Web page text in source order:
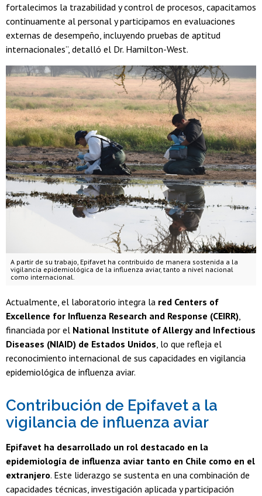
fortalecimos la trazabilidad y control de procesos, capacitamos
continuamente al personal y participamos en evaluaciones
externas de desempeño, incluyendo pruebas de aptitud
internacionales”, detalló el Dr. Hamilton-West.
A partir de su trabajo, Epifavet ha contribuido de manera sostenida a la
vigilancia epidemiológica de la influenza aviar, tanto a nivel nacional
como internacional.
Actualmente, el laboratorio integra la red Centers of
Excellence for Influenza Research and Response (CEIRR)
financiada por el National Institute of Allergy and Infectious
Diseases (NIAID) de Estados Unidos , lo que refleja el
reconocimiento internacional de sus capacidades en vigilancia
epidemiológica de influenza aviar.
Contribución de Epifavet a la
vigilancia de influenza aviar
Epifavet ha desarrollado un rol destacado en la
epidemiología de influenza aviar tanto en Chile como en el
extranjero. Este liderazgo se sustenta en una combinación de
capacidades técnicas, investigación aplicada y participación